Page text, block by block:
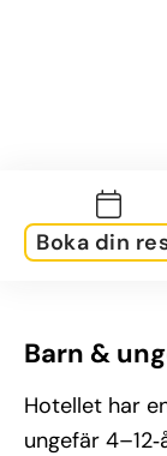
Boka din
Barn &
Hotellet har
ungefär